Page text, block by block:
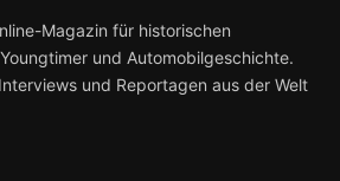
Magazin für historischen
und Automobilgeschichte.
und Reportagen aus der Welt